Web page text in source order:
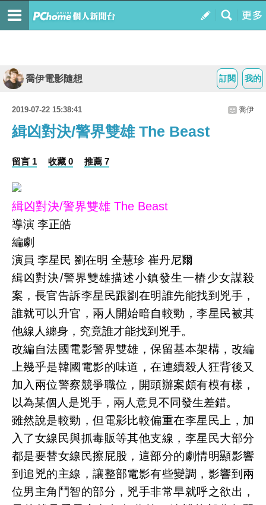
我的
訂閱
喬伊電影隨想
2019-07-22 15:38:41 喬伊
緝凶對決/警界雙雄 The Beast
留言 1 收藏 0 推薦 7
緝凶對決/警界雙雄 The Beast
導演 李正皓
編劇
演員 李星民 劉在明 全慧珍 崔丹尼爾
緝凶對決/警界雙雄描述小鎮發生一樁少女謀殺
案，長官告訴李星民跟劉在明誰先能找到兇手，
誰就可以升官，兩人開始暗自較勁，李星民被其
他線人纏身，究竟誰才能找到兇手。
改編自法國電影警界雙雄，保留基本架構，改編
上幾乎是韓國電影的味道，在連續殺人狂背後又
加入兩位警察競爭職位，開頭辦案頗有模有樣，
以為某個人是兇手，兩人意見不同發生差錯。
雖然說是較勁，但電影比較偏重在李星民上，加
入了女線民與抓毒販等其他支線，李星民大部分
都是要替女線民擦屁股，這部分的劇情明顯影響
到追兇的主線，讓整部電影有些變調，影響到兩
位男主角鬥智的部分，兇手非常早就呼之欲出，